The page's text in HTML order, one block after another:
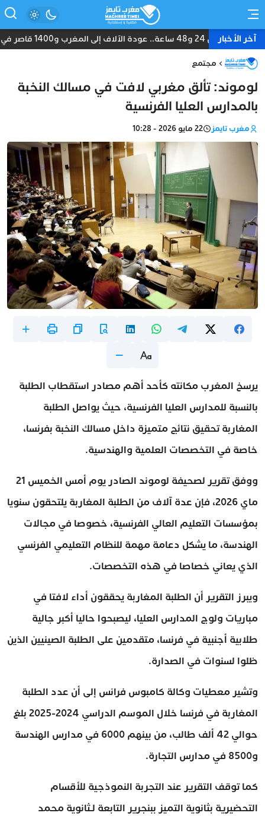
آخر الأخبار
بين 24 و48 ساعة.. عودة الآلاف إلى المغرب و1400 قاصر في قلب أزمة سبتة
مجتمع
لوموند: تألق مغربي لافت في مسالك النخبة
بالمدارس العليا الفرنسية
مغرب تايمز 22 مايو 2026 - 10:28
يرسخ المغرب مكانته كأحد أهم مصادر استقطاب الطلبة
بالنسبة للمدارس العليا الفرنسية، حيث يواصل الطلبة
المغاربة تحقيق نتائج متميزة داخل مسالك النخبة بفرنسا،
خاصة في التخصصات العلمية والهندسية.
ووفق تقرير لصحيفة لوموند الصادر يوم أمس الخميس 21
ماي 2026، فإن عدة آلاف من الطلبة المغاربة يلتحقون سنويا
بمؤسسات التعليم العالي الفرنسية، خصوصا في مجالات
الهندسة، ما يشكل دعامة مهمة للنظام التعليمي الفرنسي
الذي يعاني خصاصا في هذه التخصصات.
ويبرز التقرير أن الطلبة المغاربة يحققون أداء لافتا في
مباريات ولوج المدارس العليا، ليصبحوا حاليا أكبر جالية
طلابية أجنبية في فرنسا، متقدمين على الطلبة الصينيين الذين
ظلوا لسنوات في الصدارة.
وتشير معطيات وكالة كامبوس فرانس إلى أن عدد الطلبة
المغاربة في فرنسا خلال الموسم الدراسي 2024-2025 بلغ
حوالي 42 ألف طالب، من بينهم 6000 في مدارس الهندسة
و8500 في مدارس التجارة.
كما توقف التقرير عند التجربة النموذجية للأقسام
التحضيرية بثانوية التميز ببنجرير التابعة لـثانوية محمد